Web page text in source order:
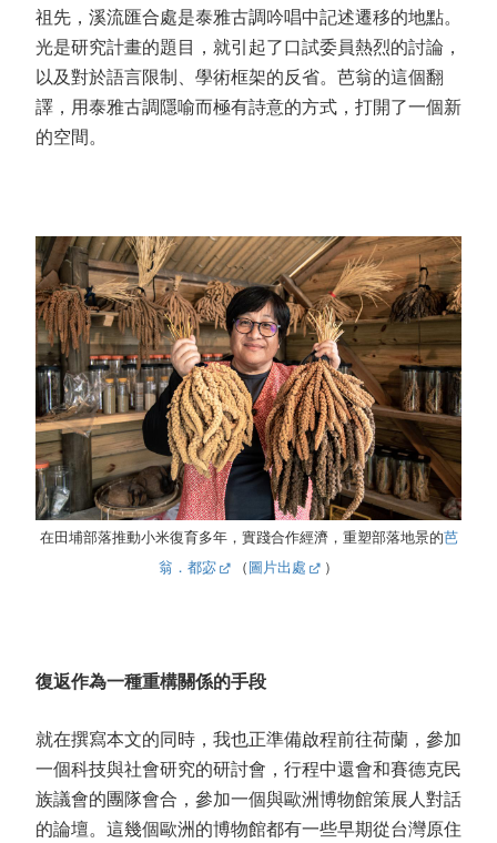
祖先，溪流匯合處是泰雅古調吟唱中記述遷移的地點。
光是研究計畫的題目，就引起了口試委員熱烈的討論，
以及對於語言限制、學術框架的反省。芭翁的這個翻
譯，用泰雅古調隱喻而極有詩意的方式，打開了一個新
的空間。
在田埔部落推動小米復育多年，實踐合作經濟，重塑部落地景的芭
翁．都宓
（圖片出處 ）
復返作為一種重構關係的手段
就在撰寫本文的同時，我也正準備啟程前往荷蘭，參加
一個科技與社會研究的研討會，行程中還會和賽德克民
族議會的團隊會合，參加一個與歐洲博物館策展人對話
的論壇。這幾個歐洲的博物館都有一些早期從台灣原住